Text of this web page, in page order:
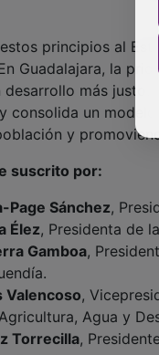
principios al
Guadalajara, la
más justo.
consolida un modelo
y
suscrito por:
Page Sánchez,
Élez, Presidenta de
Gamboa,
Valencoso,
Agua y
Torrecilla,